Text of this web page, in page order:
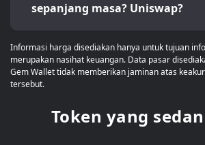
sepanjang masa? Uniswap?
Informasi harga disediakan hanya untuk tujuan
merupakan nasihat keuangan. Data pasar
Gem Wallet tidak memberikan jaminan atas
tersebut.
Token yang